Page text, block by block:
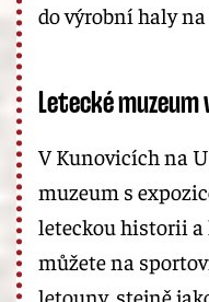
do výrobní haly
Letecké muzeum
V Kunovicích na
muzeum s
leteckou historii a
můžete na
letouny, stejně